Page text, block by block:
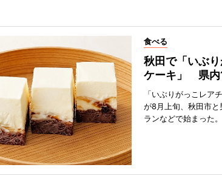
食べる
秋田で「いぶ
ケーキ」 県内
「いぶりがっこレア
が8月上旬、秋田市と
ランなどで始まった。